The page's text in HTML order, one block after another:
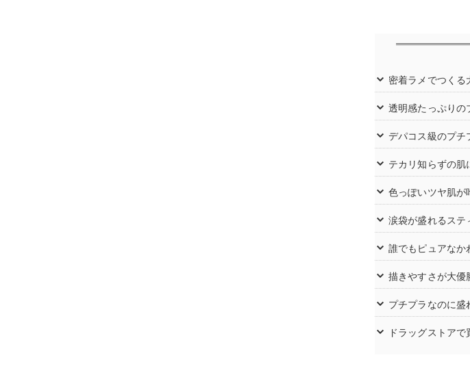
密着ラメでつく
透明感たっぷり
デパコス級のプ
テカリ知らずの
色っぽいツヤ肌
涙袋が盛れるス
誰でもピュアな
描きやすさが大
プチプラなのに
ドラッグストア